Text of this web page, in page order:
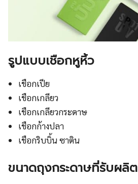
รูปแบบเชือกหูหิ้ว
เชือกเปีย
เชือกเกลียว
เชือกเกลียวกระดาษ
เชือกก้างปลา
เชือกริบบิ้น ซาติน
ขนาดถุงกระดาษที่รับผลิต